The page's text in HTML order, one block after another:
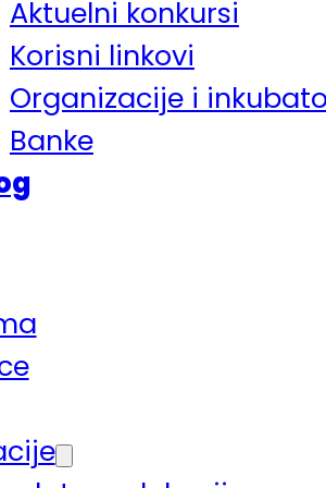
Aktuelni konkursi
Korisni linkovi
Organizacije i
Banke